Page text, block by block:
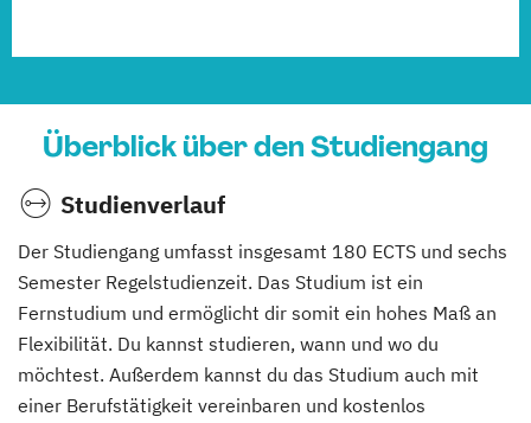
Überblick über den Studiengang
Studienverlauf
Der Studiengang umfasst insgesamt 180 ECTS und sechs
Semester Regelstudienzeit. Das Studium ist ein
Fernstudium und ermöglicht dir somit ein hohes Maß an
Flexibilität. Du kannst studieren, wann und wo du
möchtest. Außerdem kannst du das Studium auch mit
einer Berufstätigkeit vereinbaren und kostenlos